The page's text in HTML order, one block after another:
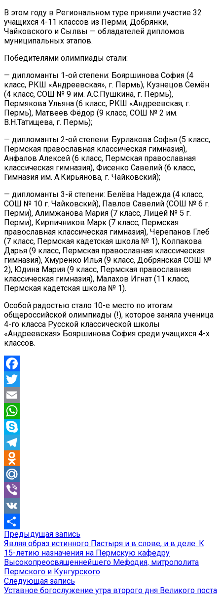
В этом году в Региональном туре приняли участие 32
учащихся 4-11 классов из Перми, Добрянки,
Чайковского и Сылвы — обладателей дипломов
муниципальных этапов.
Победителями олимпиады стали:
— дипломанты 1-ой степени: Бояршинова София (4
класс, РКШ «Андреевская», г. Пермь), Кузнецов Семён
(4 класс, СОШ № 9 им. А.С.Пушкина, г. Пермь),
Пермякова Ульяна (6 класс, РКШ «Андреевская, г.
Пермь), Матвеев Фёдор (9 класс, СОШ № 2 им.
В.Н.Татищева, г. Пермь);
— дипломанты 2-ой степени: Бурлакова Софья (5 класс,
Пермская православная классическая гимназия),
Анфалов Алексей (6 класс, Пермская православная
классическая гимназия), Фисенко Савелий (6 класс,
Гимназия им. А.Кирьянова, г. Чайковский);
— дипломанты 3-й степени: Белёва Надежда (4 класс,
СОШ № 10 г. Чайковский), Павлов Савелий (СОШ № 6 г.
Перми), Алимжанова Мария (7 класс, Лицей № 5 г.
Перми), Кирпичников Марк (7 класс, Пермская
православная классическая гимназия), Черепанов Глеб
(7 класс, Пермская кадетская школа № 1), Колпакова
Дарья (9 класс, Пермская православная классическая
гимназия), Хмуренко Илья (9 класс, Добрянская СОШ №
2), Юдина Мария (9 класс, Пермская православная
классическая гимназия), Малахов Игнат (11 класс,
Пермская кадетская школа № 1).
Особой радостью стало 10-е место по итогам
общероссийской олимпиады (!), которое заняла ученица
4-го класса Русской классической школы
«Андреевская» Бояршинова София среди учащихся 4-х
классов.
Facebook
Twitter
Email
WhatsApp
Skype
Telegram
Odnoklassniki
Mail.Ru
Viber
VK
Отправить
Навигация
по
записям
Предыдущая запись
запись:
Являя образ истинного Пастыря и в слове, и в деле. К
15-летию назначения на Пермскую кафедру
Высокопреосвященнейшего Мефодия, митрополита
Пермского и Кунгурского
Следующая запись
запись:
Уставное богослужение утра второго дня Великого поста